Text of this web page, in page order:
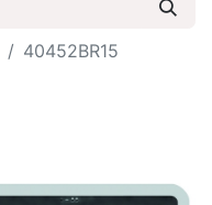
40452BR15